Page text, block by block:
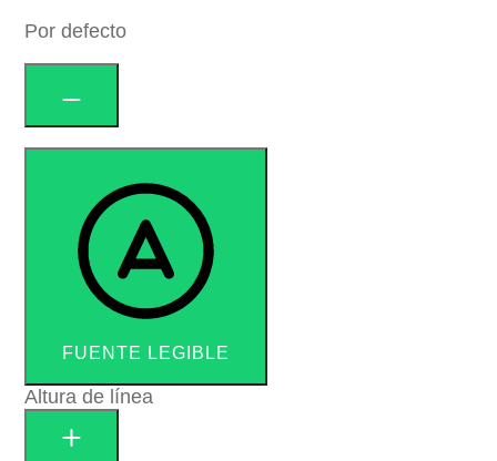
Por defecto
FUENTE LEGIBLE
Altura de línea